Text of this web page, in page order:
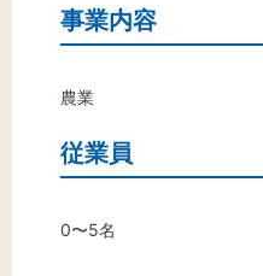
事業内容
農業
従業員
0〜5名